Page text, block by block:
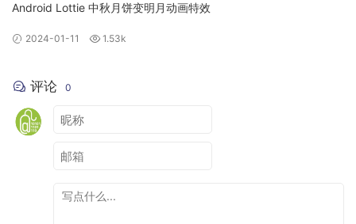
Android Lottie 中秋月饼变明月动画特效
2024-01-11 1.53k
评论 0